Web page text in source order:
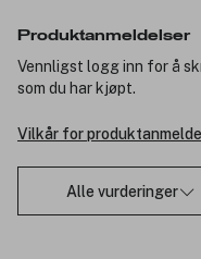
Produktanmeldelser
Vennligst logg inn for å
som du har kjøpt.
Vilkår for
Alle vurderinger